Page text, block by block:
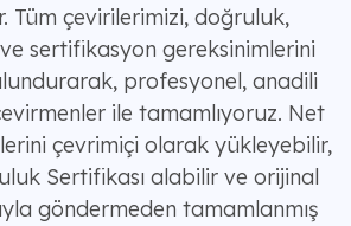
Tüm çevirilerimizi, doğruluk,
sertifikasyon gereksinimlerini
profesyonel, anadili
ile tamamlıyoruz. Net
çevrimiçi olarak yükleyebilir,
Sertifikası alabilir ve orijinal
göndermeden tamamlanmış